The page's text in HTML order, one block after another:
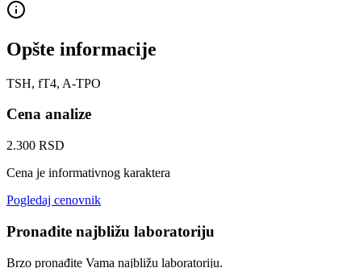
Opšte informacije
TSH, fT4, A-TPO
Cena analize
2.300 RSD
Cena je informativnog karaktera
Pogledaj cenovnik
Pronađite najbližu laboratoriju
Brzo pronađite Vama najbližu laboratoriju.